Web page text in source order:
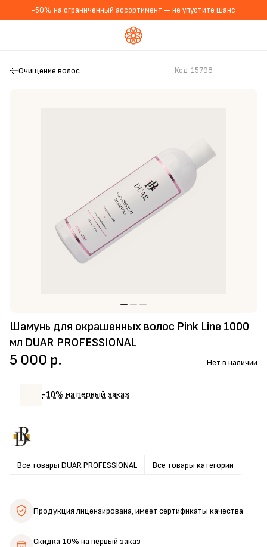
-50% на ограниченный ассортимент — не упустите шанс
Очищение волос
Шамунь для окрашенных волос Pink Line 1000
мл DUAR PROFESSIONAL
Код: 15798
Все товары DUAR PROFESSIONAL Все товары категории
5 000 р. Нет в наличии
-10% на первый заказ
Продукция лицензирована,имеет сертификаты качества
Скидка 10% на первый заказ